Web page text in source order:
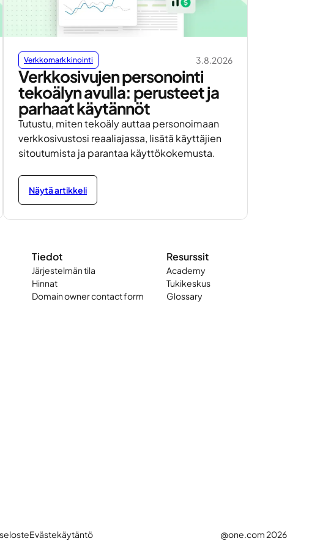
Verkkomarkkinointi 3.8.2026
Verkkosivujen personointi
tekoälyn avulla: perusteet ja
parhaat käytännöt
Tutustu, miten tekoäly auttaa personoimaan
verkkosivustosi reaaliajassa, lisätä käyttäjien
sitoutumista ja parantaa käyttökokemusta.
Näytä artikkeli
Tiedot
Järjestelmän tila
Hinnat
Domain owner contact form
Resurssit
Academy
Tukikeskus
Glossary
Evästekäytäntö @one.com 2026